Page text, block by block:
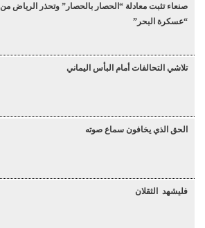
صنعاء تثبت معادلة “الحصار بالحصار” وتحذر الرياض من
“عسكرة البحر”
تلاشي التحالفات أمام البأس اليماني
الحق الذي يخافون سماع صوته
فليشهد الثقلان